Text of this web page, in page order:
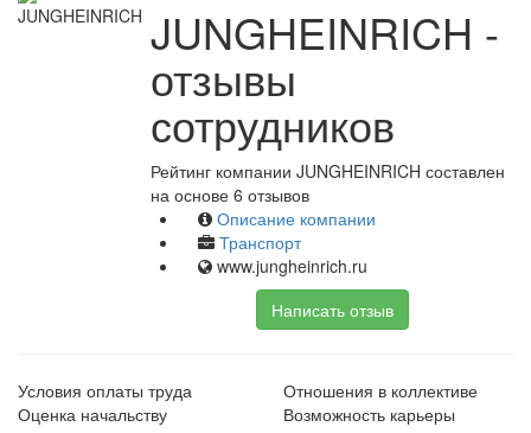
JUNGHEINRICH -
отзывы
сотрудников
Рейтинг компании JUNGHEINRICH составлен
на основе 6 отзывов
Описание компании
Транспорт
www.jungheinrich.ru
Написать отзыв
Условия оплаты труда
Отношения в коллективе
Оценка начальству
Возможность карьеры